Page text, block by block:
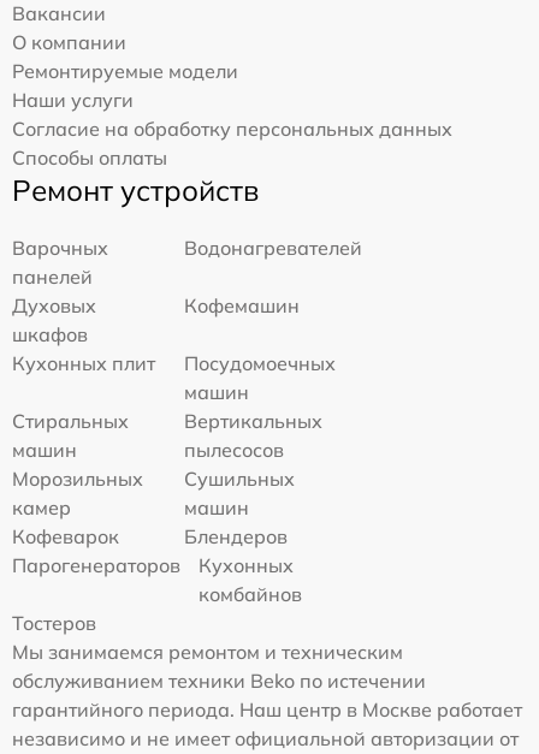
Вакансии
О компании
Ремонтируемые модели
Наши услуги
Согласие на обработку персональных данных
Способы оплаты
Ремонт устройств
Варочных
панелей
Водонагревателей
Духовых
шкафов
Кофемашин
Кухонных плит
Посудомоечных
машин
Стиральных
машин
Вертикальных
пылесосов
Морозильных
камер
Сушильных
машин
Кофеварок
Блендеров
Парогенераторов
Кухонных
комбайнов
Тостеров
Мы занимаемся ремонтом и техническим
обслуживанием техники Beko по истечении
гарантийного периода. Наш центр в Москве работает
независимо и не имеет официальной авторизации от